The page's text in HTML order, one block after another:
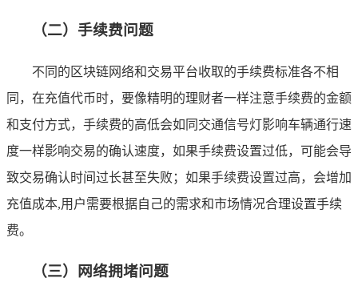
（二）手续费问题
不同的区块链网络和交易平台收取的手续费标准各不相
同，在充值代币时，要像精明的理财者一样注意手续费的金额
和支付方式，手续费的高低会如同交通信号灯影响车辆通行速
度一样影响交易的确认速度，如果手续费设置过低，可能会导
致交易确认时间过长甚至失败；如果手续费设置过高，会增加
充值成本,用户需要根据自己的需求和市场情况合理设置手续
费。
（三）网络拥堵问题